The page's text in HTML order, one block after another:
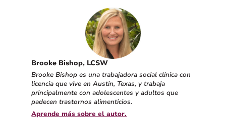
Brooke Bishop, LCSW
Brooke Bishop es una trabajadora social clínica con
licencia que vive en Austin, Texas, y trabaja
principalmente con adolescentes y adultos que
padecen trastornos alimenticios.
Aprende más sobre el autor.